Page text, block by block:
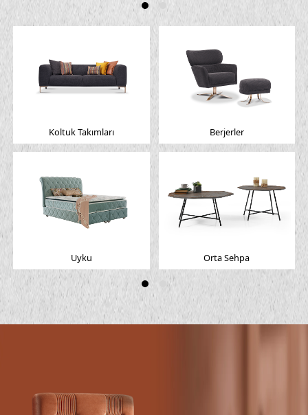
Koltuk Takımları Berjerler
Uyku Orta Sehpa